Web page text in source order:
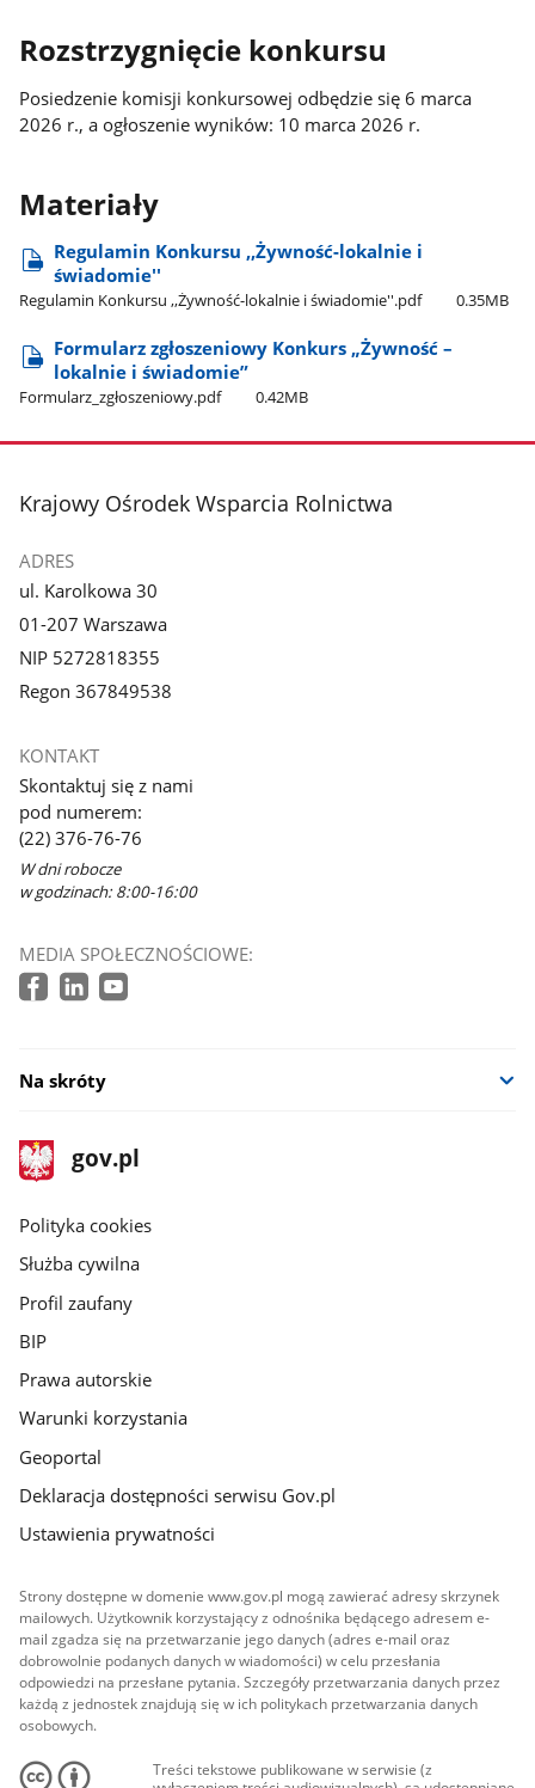
Rozstrzygnięcie konkursu
Posiedzenie komisji konkursowej odbędzie się 6 marca
2026 r., a ogłoszenie wyników: 10 marca 2026 r.
Materiały
Regulamin Konkursu ,,Żywność-lokalnie i
świadomie''
Regulamin Konkursu ,,Żywność-lokalnie i świadomie''.pdf 0.35MB
Formularz zgłoszeniowy Konkurs „Żywność –
lokalnie i świadomie”
Formularz​_zgłoszeniowy.pdf 0.42MB
stopka
Krajowy Ośrodek Wsparcia Rolnictwa
ADRES
ul. Karolkowa 30
01-207 Warszawa
NIP 5272818355
Regon 367849538
KONTAKT
Skontaktuj się z nami
pod numerem:
(22) 376-76-76
W dni robocze
w godzinach: 8:00-16:00
MEDIA SPOŁECZNOŚCIOWE:
Na skróty
stopka
gov.pl
Strona
gov.pl
gov.pl
Polityka cookies
Służba cywilna
Profil zaufany
BIP
Prawa autorskie
Warunki korzystania
Geoportal
Deklaracja dostępności serwisu Gov.pl
Ustawienia prywatności
Strony dostępne w domenie www.gov.pl mogą zawierać adresy skrzynek
mailowych. Użytkownik korzystający z odnośnika będącego adresem e-
mail zgadza się na przetwarzanie jego danych (adres e-mail oraz
dobrowolnie podanych danych w wiadomości) w celu przesłania
odpowiedzi na przesłane pytania. Szczegóły przetwarzania danych przez
każdą z jednostek znajdują się w ich politykach przetwarzania danych
osobowych.
Treści tekstowe publikowane w serwisie (z